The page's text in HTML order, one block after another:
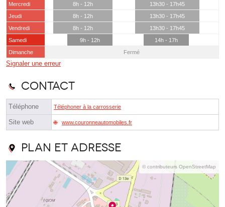
Mercredi
8h - 12h
13h30 - 17h45
Jeudi
8h - 12h
13h30 - 17h45
Vendredi
8h - 12h
13h30 - 17h45
Samedi
9h - 12h
14h - 17h
Dimanche
Fermé
Signaler une erreur
Contact
Téléphone Téléphoner à la carrosserie
Site web www.couronneautomobiles.fr
Plan et adresse
© contributeurs OpenStreetMap